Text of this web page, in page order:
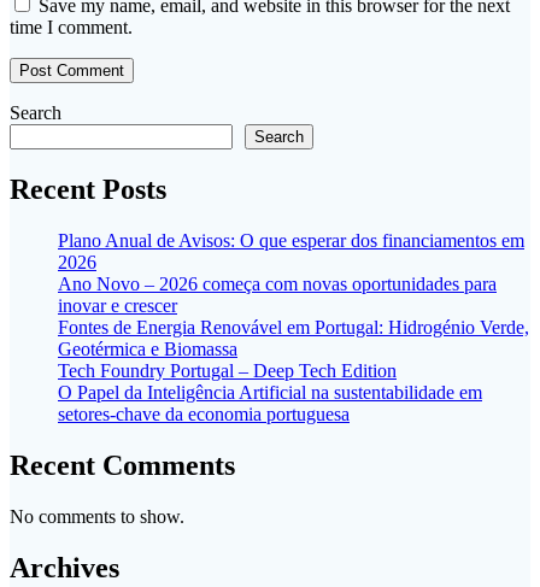
Save my name, email, and website in this browser for the next
time I comment.
Search
Search
Recent Posts
Plano Anual de Avisos: O que esperar dos financiamentos em
2026
Ano Novo – 2026 começa com novas oportunidades para
inovar e crescer
Fontes de Energia Renovável em Portugal: Hidrogénio Verde,
Geotérmica e Biomassa
Tech Foundry Portugal – Deep Tech Edition
O Papel da Inteligência Artificial na sustentabilidade em
setores-chave da economia portuguesa
Recent Comments
No comments to show.
Archives